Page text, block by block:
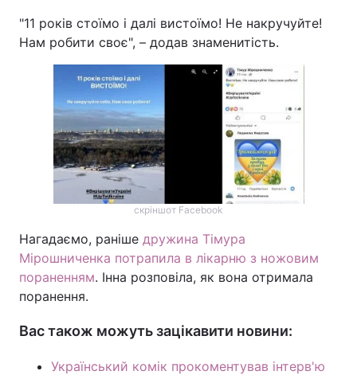
"11 років стоїмо і далі вистоїмо! Не накручуйте!
Нам робити своє", – додав знаменитість.
скріншот Facebook
Нагадаємо, раніше дружина Тімура
Мірошниченка потрапила в лікарню з ножовим
пораненням. Інна розповіла, як вона отримала
поранення.
Вас також можуть зацікавити новини:
Український комік прокоментував інтерв'ю